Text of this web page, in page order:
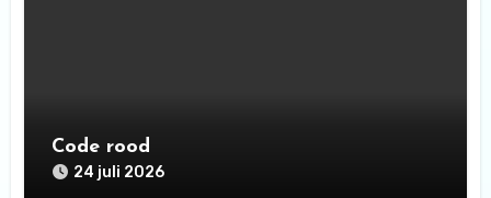
Code rood
24 juli 2026